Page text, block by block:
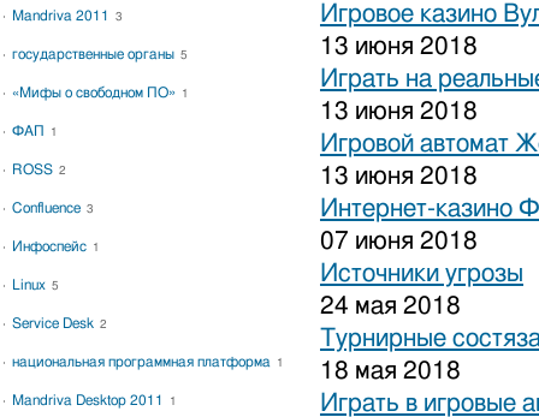
Игровое казино
13 июня 2018
Играть на
13 июня 2018
Игровой автомат
13 июня 2018
Интернет-казино
07 июня 2018
Источники угрозы
24 мая 2018
Турнирные
18 мая 2018
Играть в игровые
Mandriva 2011 3
государственные органы 5
«Мифы о свободном ПО» 1
ФАП 1
ROSS 2
Confluence 3
Инфоспейс 1
Linux 5
Service Desk 2
национальная программная платформа 1
Mandriva Desktop 2011 1